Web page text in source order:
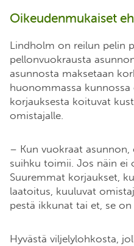
Oikeudenmukaiset
Lindholm on reilun pelin
pellonvuokrausta
asunnosta maksetaan
huonommassa kunnossa
korjauksesta koituvat
omistajalle.
– Kun vuokraat
suihku toimii. Jos näin ei
Suuremmat korjaukset,
laatoitus, kuuluvat
pestä ikkunat tai et, se on
Hyvästä viljelylohkosta,